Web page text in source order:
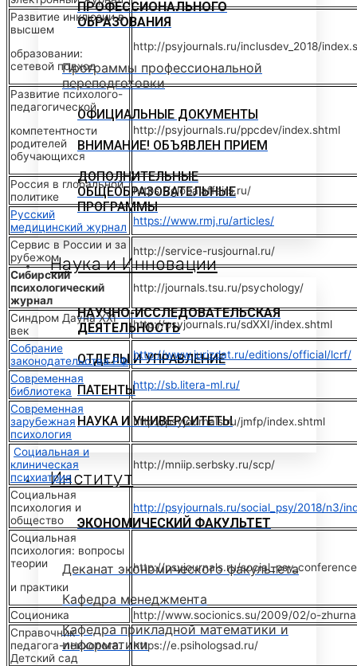
ПРОФЕССИОНАЛЬНОГО
ОБРАЗОВАНИЯ
Программы профессиональной
переподготовки
ОФИЦИАЛЬНЫЕ ДОКУМЕНТЫ
ВНИМАНИЕ! ОБЪЯВЛЕН ПРИЕМ
ДОПОЛНИТЕЛЬНЫЕ
ОБЩЕОБРАЗОВАТЕЛЬНЫЕ
ПРОГРАММЫ
Наука и Инновации
НАУЧНО-ИССЛЕДОВАТЕЛЬСКАЯ
ДЕЯТЕЛЬНОСТЬ
ОТДЕЛЫ И УПРАВЛЕНИЕ
ПАТЕНТЫ
НАУКА И УНИВЕРСИТЕТЫ
Институт
ЭКОНОМИЧЕСКИЙ ФАКУЛЬТЕТ
Деканат экономического факультета
Кафедра менеджмента
Кафедра прикладной математики и
информатики
Развитие инклюзии в
высшем
образовании:
сетевой подход
http://psyjournals.ru/inclusdev_2018/
Развитие психолого-
педагогической
компетентности
родителей
обучающихся
http://psyjournals.ru/ppcdev/index.shtml
Россия в глобальной
политике
https://globalaffairs.ru/
Русский
медицинский журнал
https://www.rmj.ru/articles/
Сервис в России и за
рубежом
http://service-rusjournal.ru/
Сибирский
психологический
журнал
http://journals.tsu.ru/psychology/
Синдром Дауна XXI
век
http://psyjournals.ru/sdXXI/index.shtml
Собрание
законодательства РФ http://www.jurizdat.ru/editions/official/lcrf/
Современная
библиотека
http://sb.litera-ml.ru/
Современная
зарубежная
психология
http://psyjournals.ru/jmfp/index.shtml
Социальная и
клиническая
психиатрия
http://mniip.serbsky.ru/scp/
Социальная
психология и
общество
http://psyjournals.ru/social_psy/2018/n3/
Социальная
психология: вопросы
теории
и практики
http://psyjournals.ru/
Соционика
http://www.socionics.su/2009/02/o-
Справочник
педагога-психолога.
Детский сад
https://e.psihologsad.ru/